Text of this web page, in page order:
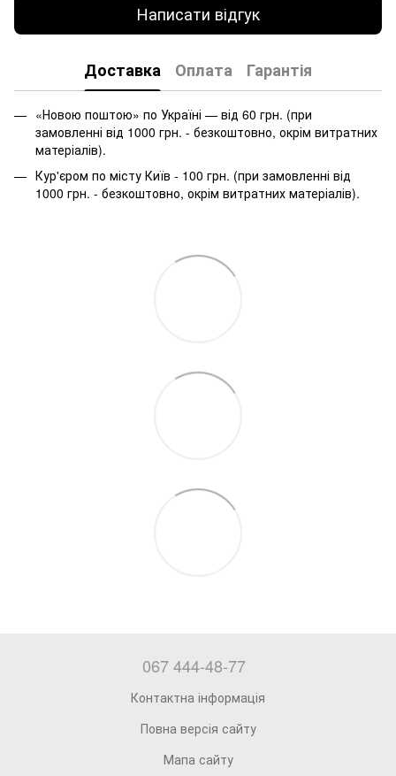
Написати відгук
Доставка Оплата Гарантія
«Новою поштою» по Україні — від 60 грн. (при
замовленні від 1000 грн. - безкоштовно, окрім витратних
матеріалів).
Кур'єром по місту Київ - 100 грн. (при замовленні від
1000 грн. - безкоштовно, окрім витратних матеріалів).
067 444-48-77
Контактна інформація
Повна версія сайту
Мапа сайту